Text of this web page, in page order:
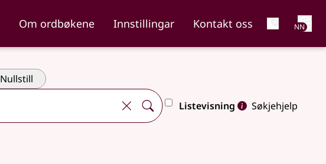
Om ordbøkene Innstillingar Kontakt oss NN
Nullstill
Listevisning Søkjehjelp